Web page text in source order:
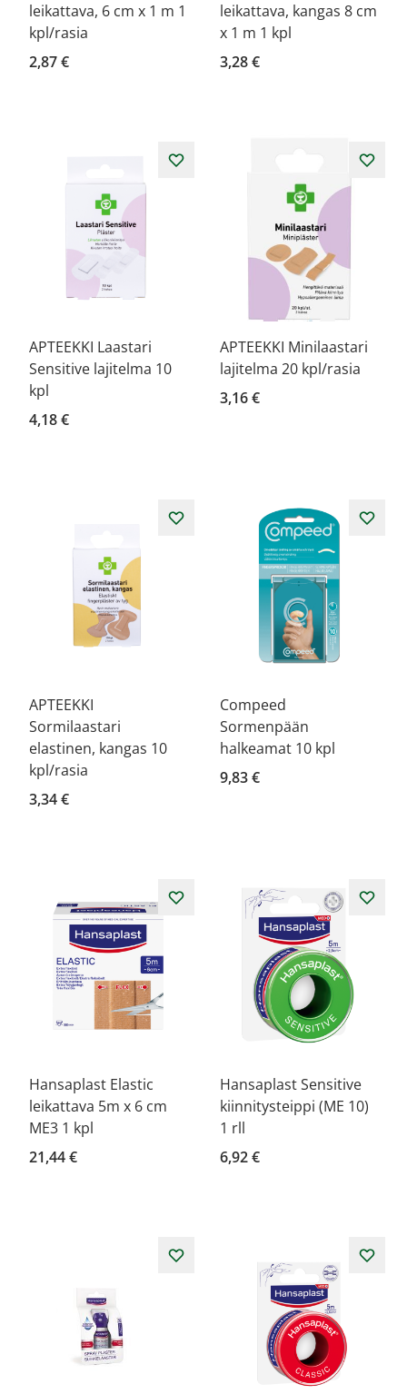
leikattava, 6 cm x 1 m 1
kpl/rasia
2,87 €
leikattava, kangas 8 cm
x 1 m 1 kpl
3,28 €
APTEEKKI Laastari
Sensitive lajitelma 10
kpl
4,18 €
APTEEKKI Minilaastari
lajitelma 20 kpl/rasia
3,16 €
APTEEKKI
Sormilaastari
elastinen, kangas 10
kpl/rasia
3,34 €
Compeed
Sormenpään
halkeamat 10 kpl
9,83 €
Hansaplast Elastic
leikattava 5m x 6 cm
ME3 1 kpl
21,44 €
Hansaplast Sensitive
kiinnitysteippi (ME 10)
1 rll
6,92 €